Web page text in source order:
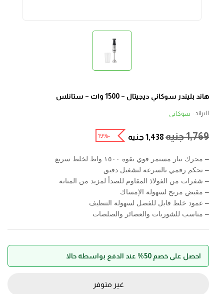
هاند بليندر سوكاني ديجيتال – 1500 وات – ستانلس
البراند : سوكاني
1,769جنيه 1,438 جنيه -19%
– محرك تيار مستمر قوي بقوة ١٥٠٠ واط لخلط سريع
– تحكم رقمي بالسرعة لتشغيل دقيق
– شفرات من الفولاذ المقاوم للصدأ لمزيد من المتانة
– مقبض مريح لسهولة الإمساك
– عمود خلط قابل للفصل لسهولة التنظيف
– مناسب للشوربات والعصائر والصلصات
احصل على خصم 50% عند الدفع بواسطة حالا
غير متوفر